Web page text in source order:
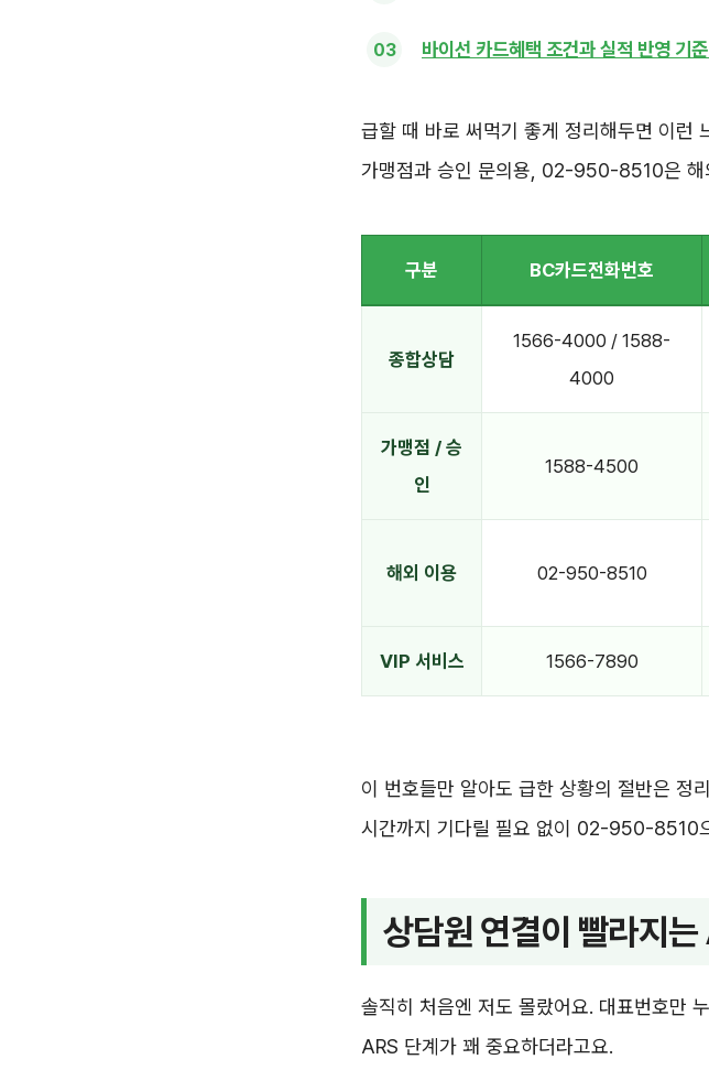
바이선 카드혜택 조건과 실적 반영 기
급할 때 바로 써먹기 좋게 정리해두면 이
가맹점과 승인 문의용, 02-950-8510은 해
구분 BC카드전화번호
종합상담
1566-4000 / 1588-
4000
가맹점 / 승
인
1588-4500
해외 이용 02-950-8510
VIP 서비스 1566-7890
이 번호들만 알아도 급한 상황의 절반은 정
시간까지 기다릴 필요 없이 02-950-8510
상담원 연결이 빨라지
솔직히 처음엔 저도 몰랐어요. 대표번호만
ARS 단계가 꽤 중요하더라고요.